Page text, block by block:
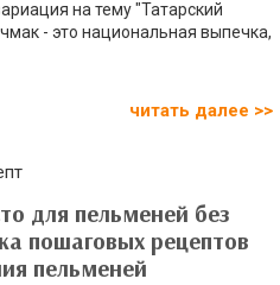
на тему "Татарский
- это национальная выпечка,
читать далее >>
для пельменей без
пошаговых рецептов
пельменей